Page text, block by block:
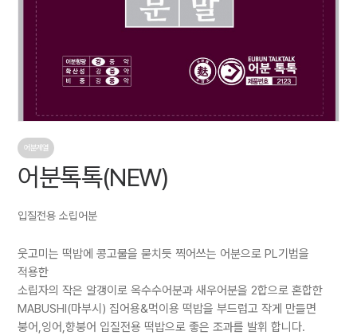
어분계열
어분톡톡(NEW)
입질전용 소립어분
웃고미는 떡밥에 콩고물을 묻치듯 찍어쓰는 어분으로 PL기법을
적용한
소립자의 작은 알갱이로 옥수수어분과 새우어분을 2합으로 혼합한
MABUSHI(마부시) 집어용&먹이용 떡밥을 부드럽고 작게 만들면
붕어,잉어,향붕어 입질전용 떡밥으로 좋은 조과를 발휘 합니다.